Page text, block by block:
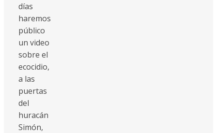
días
haremos
público
un video
sobre el
ecocidio,
a las
puertas
del
huracán
Simón,